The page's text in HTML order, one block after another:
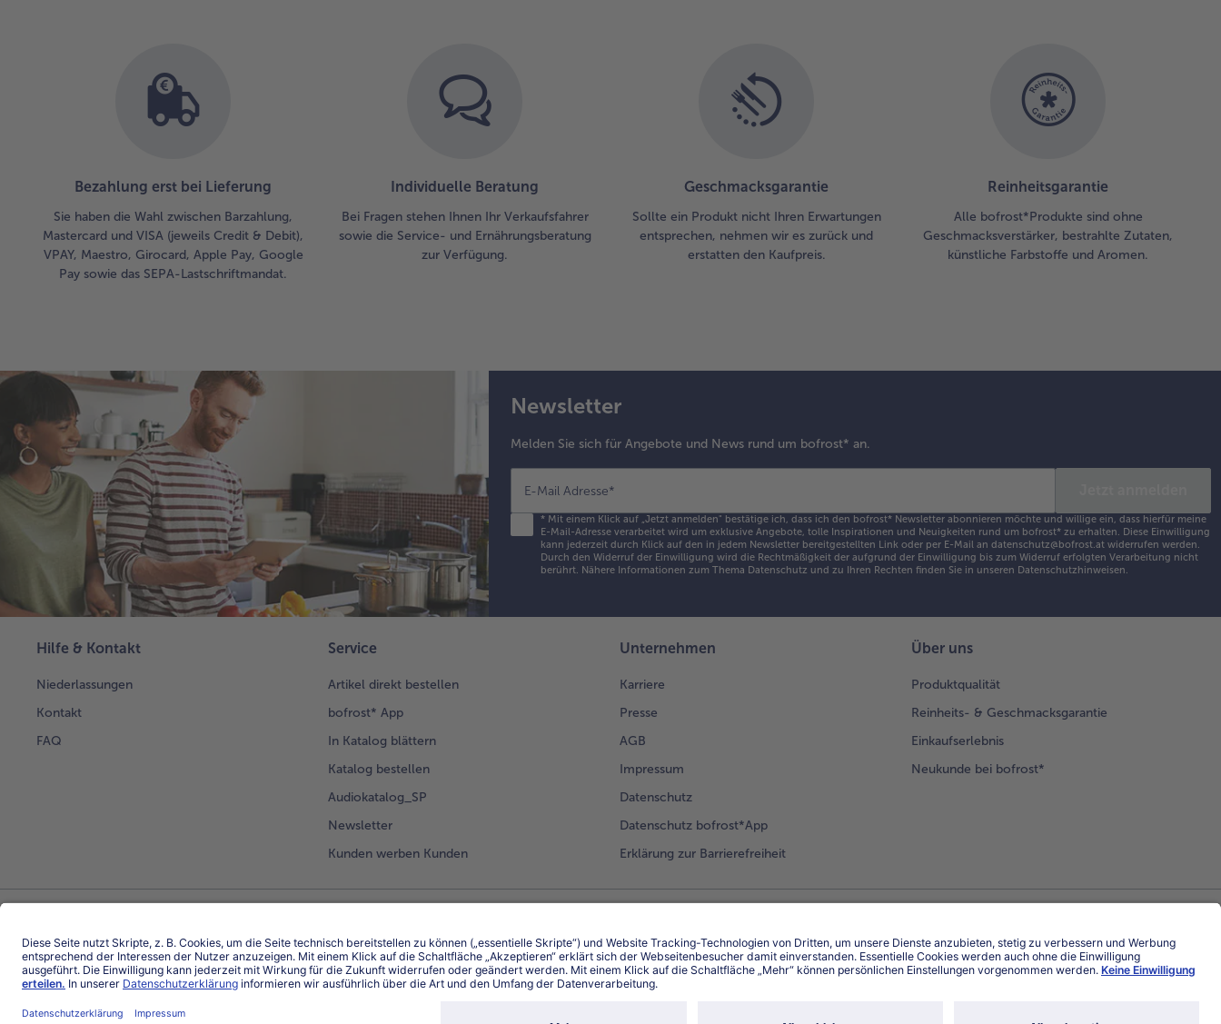
Bezahlung erst bei Lieferung
Sie haben die Wahl zwischen Barzahlung,
Mastercard und VISA (jeweils Credit & Debit),
VPAY, Maestro, Girocard, Apple Pay, Google
Pay sowie das SEPA-Lastschriftmandat.
Individuelle Beratung
Bei Fragen stehen Ihnen Ihr Verkaufsfahrer
sowie die Service- und Ernährungsberatung
zur Verfügung.
Geschmacksgarantie
Sollte ein Produkt nicht Ihren Erwartungen
entsprechen, nehmen wir es zurück und
erstatten den Kaufpreis.
Reinheitsgarantie
Alle bofrost*Produkte sind ohne
Geschmacksverstärker, bestrahlte Zutaten,
künstliche Farbstoffe und Aromen.
Newsletter
Melden Sie sich für Angebote und News rund um bofrost* an.
E-Mail Adresse*
*Mit einem Klick auf „Jetzt anmelden" bestätige ich, dass ich den bofrost* Newsletter abonnieren möchte und willige ein, dass hierfür meine
E-Mail-Adresse verarbeitet wird um exklusive Angebote, tolle Inspirationen und Neuigkeiten rund um bofrost* zu erhalten. Diese Einwilligung
kann jederzeit durch Klick auf den in jedem Newsletter bereitgestellten Link oder per E-Mail an datenschutz@bofrost.at widerrufen werden.
Durch den Widerruf der Einwilligung wird die Rechtmäßigkeit der aufgrund der Einwilligung bis zum Widerruf erfolgten Verarbeitung nicht
berührt. Nähere Informationen zum Thema Datenschutz und zu Ihren Rechten finden Sie in unseren Datenschutzhinweisen
Hilfe & Kontakt
Niederlassungen
Kontakt
FAQ
Service
Artikel direkt bestellen
bofrost* App
In Katalog blättern
Katalog bestellen
Audiokatalog_SP
Newsletter
Kunden werben Kunden
Unternehmen
Karriere
Presse
AGB
Impressum
Datenschutz
Datenschutz bofrost*App
Erklärung zur Barrierefreiheit
Über uns
Produktqualität
Reinheits- & Geschmacksgarantie
Einkaufserlebnis
Neukunde bei bofrost*
Land / Sprache wählen